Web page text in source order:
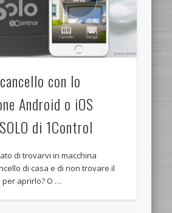
con lo
Android o iOS
di 1Control
di trovarvi in macchina
di casa e di non trovare il
aprirlo? O …